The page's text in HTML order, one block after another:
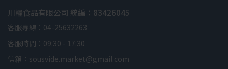
川糧食品有限公司 統編：83426045
客服專線：04-25632263
客服時間：09:30 - 17:30
信箱：sousvide.market@gmail.com